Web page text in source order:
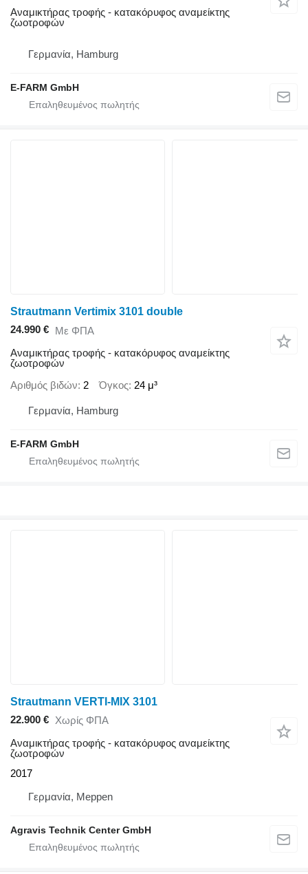
Αναμικτήρας τροφής - κατακόρυφος αναμείκτης
ζωοτροφών
Γερμανία, Hamburg
E-FARM GmbH
Strautmann Vertimix 3101 double
24.990 € Με ΦΠΑ
Αναμικτήρας τροφής - κατακόρυφος αναμείκτης
ζωοτροφών
Αριθμός βιδών 2 Όγκος 24 μ³
Γερμανία, Hamburg
E-FARM GmbH
Strautmann VERTI-MIX 3101
22.900 € Χωρίς ΦΠΑ
Αναμικτήρας τροφής - κατακόρυφος αναμείκτης
ζωοτροφών
2017
Γερμανία, Meppen
Agravis Technik Center GmbH